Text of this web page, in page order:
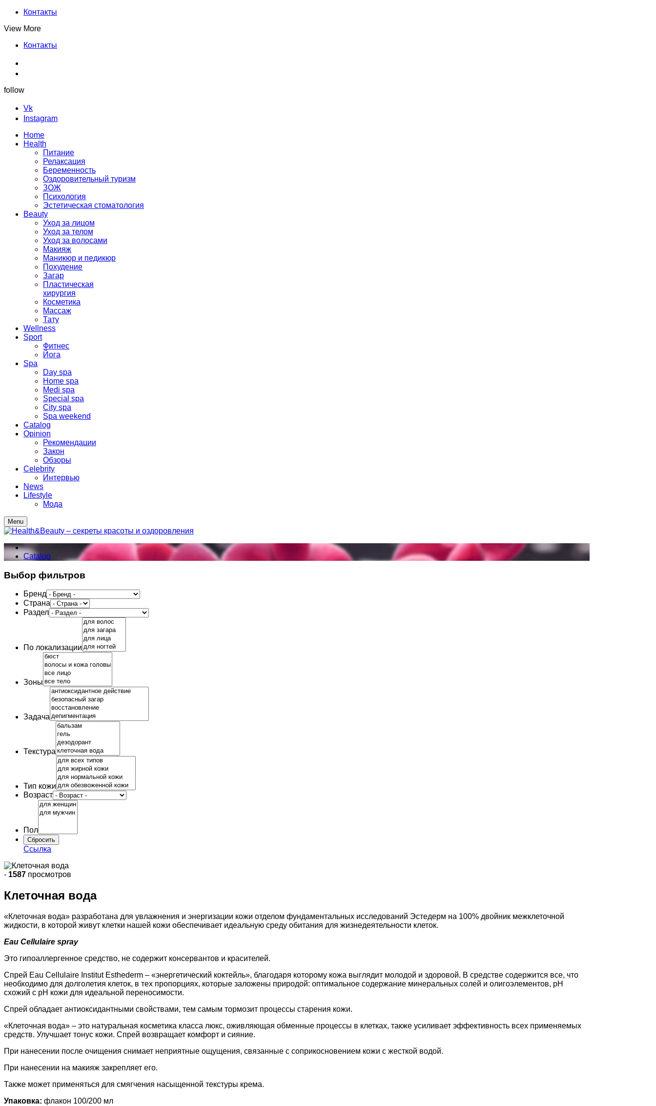
Контакты
View More
Контакты
follow
Vk
Instagram
Home
Health
Питание
Релаксация
Беременность
Оздоровительный туризм
ЗОЖ
Психология
Эстетическая стоматология
Beauty
Уход за лицом
Уход за телом
Уход за волосами
Макияж
Маникюр и педикюр
Похудение
Загар
Пластическая
хирургия
Косметика
Массаж
Тату
Wellness
Sport
Фитнес
Йога
Spa
Day spa
Home spa
Medi spa
Special spa
City spa
Spa weekend
Catalog
Opinion
Рекомендации
Закон
Обзоры
Celebrity
Интервью
News
Lifestyle
Мода
Menu
Catalog
Выбор фильтров
Бренд
Страна
Раздел
По локализации
Зоны
Задача
Текстура
Тип кожи
Возраст
Пол
Ссылка
- 1587 просмотров
Клеточная вода
«Клеточная вода» разработана для увлажнения и энергизации кожи отделом фундаментальных исследований Эстедерм на 100% двойник межклеточной
жидкости, в которой живут клетки нашей кожи обеспечивает идеальную среду обитания для жизнедеятельности клеток.
Eau Cellulaire spray
Это гипоаллергенное средство, не содержит консервантов и красителей.
Спрей Eau Cellulaire Institut Esthederm – «энергетический коктейль», благодаря которому кожа выглядит молодой и здоровой. В средстве содержится все, что
необходимо для долголетия клеток, в тех пропорциях, которые заложены природой: оптимальное содержание минеральных солей и олигоэлементов, рН
схожий с рН кожи для идеальной переносимости.
Спрей обладает антиоксидантными свойствами, тем самым тормозит процессы старения кожи.
«Клеточная вода» – это натуральная косметика класса люкс, оживляющая обменные процессы в клетках, также усиливает эффективность всех применяемых
средств. Улучшает тонус кожи. Спрей возвращает комфорт и сияние.
При нанесении после очищения снимает неприятные ощущения, связанные с соприкосновением кожи с жесткой водой.
При нанесении на макияж закрепляет его.
Также может применяться для смягчения насыщенной текстуры крема.
Упаковка: флакон 100/200 мл